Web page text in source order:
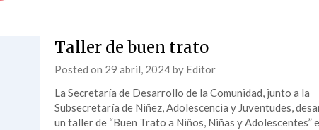
Taller de buen trato
Posted on 29 abril, 2024by Editor
La Secretaría de Desarrollo de la Comunidad, junto a la
Subsecretaría de Niñez, Adolescencia y Juventudes,
un taller de “Buen Trato a Niños, Niñas y Adolescentes”